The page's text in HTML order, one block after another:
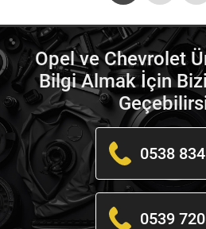
Opel ve Chevrolet
Bilgi Almak İçin
0538
0539